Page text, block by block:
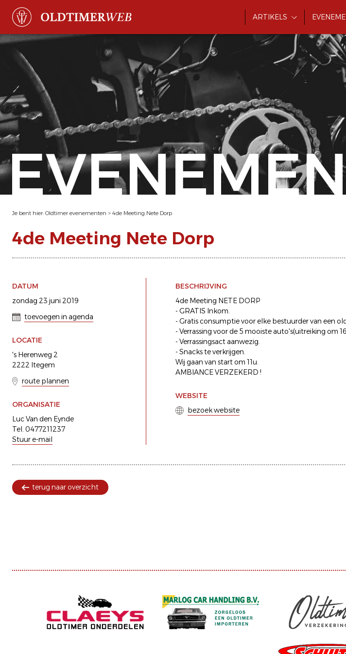
ARTIKELS
Je bent hier: Oldtimer evenementen > 4de Meeting Nete Dorp
4de Meeting Nete Dorp
DATUM
zondag 23 juni 2019
toevoegen in agenda
LOCATIE
's Herenweg 2
2222 Itegem
route plannen
ORGANISATIE
Luc Van den Eynde
Tel. 0477211237
Stuur e-mail
BESCHRIJVING
4de Meeting NETE DORP
- GRATIS Inkom.
- Gratis consumptie voor elke bestuurder van een
- Verrassing voor de 5 mooiste auto's(uitreiking om
- Verrassingsact aanwezig.
- Snacks te verkrijgen.
Wij gaan van start om 11u.
AMBIANCE VERZEKERD !
WEBSITE
bezoek website
terug naar overzicht